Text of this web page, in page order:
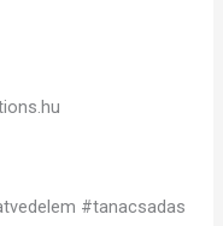
#tanacsadas